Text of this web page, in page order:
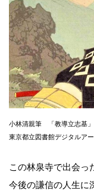
小林清親筆 「教導立志基
東京都立図書館デジタルア
この林泉寺で出会っ
今後の謙信の人生に